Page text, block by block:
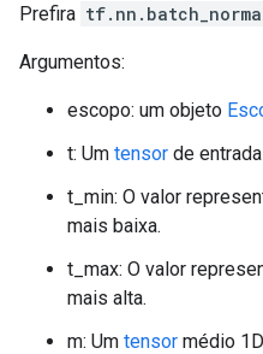
Prefira
Argumentos:
escopo: um objeto
t: Um tensor de
t_min: O valor
mais baixa.
t_max: O valor
mais alta.
m: Um tensor médio